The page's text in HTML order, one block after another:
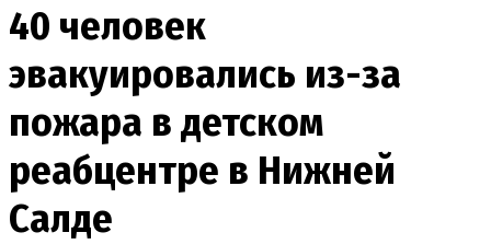
40 человек
эвакуировались из-за
пожара в детском
реабцентре в Нижней
Салде